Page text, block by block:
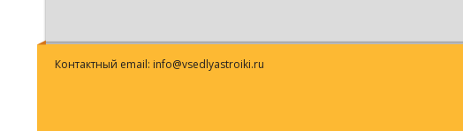
Контактный email: info@vsedlyastroiki.ru